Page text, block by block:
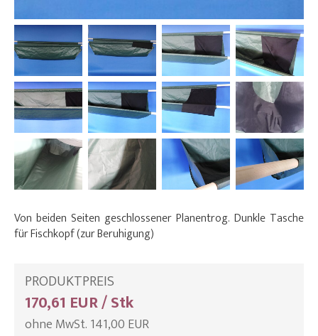
Von beiden Seiten geschlossener Planentrog. Dunkle Tasche
für Fischkopf (zur Beruhigung)
PRODUKTPREIS
170,61 EUR / Stk
ohne MwSt. 141,00 EUR